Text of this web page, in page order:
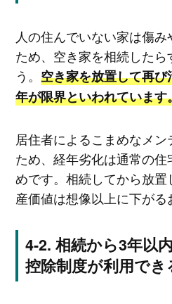
人の住んでいない家は傷
ため、空き家を相続したら
う。 空き家を放置して再
年が限界といわれています
居住者によるこまめなメ
ため、経年劣化は通常の
めです。相続してから放
産価値は想像以上に下がる
相続から3年以
控除制度が利用でき